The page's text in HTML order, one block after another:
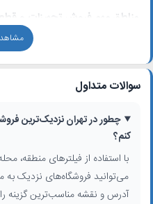
مناطق مهم فروش تجهیزات و
مراکز فروش
رفت‌وآمدی مثل جمهوری، حافظ،
فروشگاه‌های مختلف قیمت بگیرید،
با استفاده از فیلترهای استان،
نتایج را محدود به محل کار یا
اطراف من» نزدیک‌ترین فروشگاه
انواع کسب‌وکارها در حوزه فروش
سوالات متداول
چطور در تهران نزدیک‌ترین
کنم؟
با استفاده از فیلترهای منطقه،
می‌توانید فروشگاه‌های نزدیک به
آدرس و نقشه مناسب‌ترین گزینه